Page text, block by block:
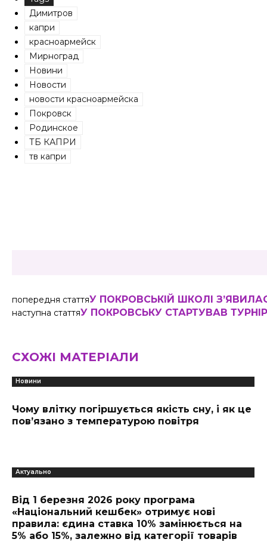
Димитров
капри
красноармейск
Мирноград
Новини
Новости
новости красноармейска
Покровск
Родинское
ТБ КАПРИ
тв капри
попередня статтяУ ПОКРОВСЬКІЙ ШКОЛІ
наступна статтяУ ПОКРОВСЬКУ СТАРТУВАВ
СХОЖІ МАТЕРІАЛИ
Новини
Чому влітку погіршується якість сну, і як це
пов’язано з температурою повітря
Актуально
Від 1 березня 2026 року програма
«Національний кешбек» отримує нові
правила: єдина ставка 10% замінюється на
5% або 15%, залежно від категорії товарів